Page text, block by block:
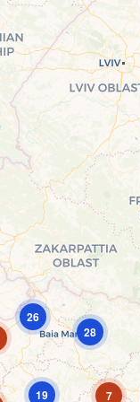
7
28
19
26